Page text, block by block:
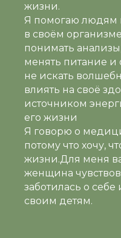
жизни.
Я помогаю людям
в своём
понимать
менять питание и
не искать
влиять на своё
источником
его жизни
Я говорю о
потому что хочу,
жизни.Для меня
женщина
заботилась о себе
своим детям.